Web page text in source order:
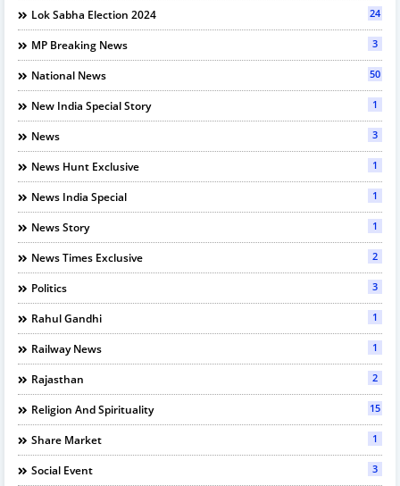
Lok Sabha Election 2024 24
MP Breaking News 3
National News 50
New India Special Story 1
News 3
News Hunt Exclusive 1
News India Special 1
News Story 1
News Times Exclusive 2
Politics 3
Rahul Gandhi 1
Railway News 1
Rajasthan 2
Religion And Spirituality 15
Share Market 1
Social Event 3